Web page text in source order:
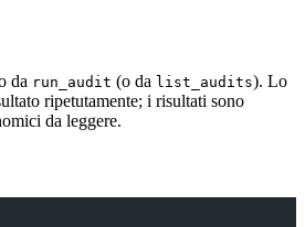
da run_audit (o da list_audits). Lo
ripetutamente; i risultati sono
da leggere.